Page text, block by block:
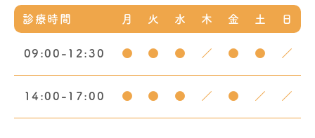
診療時間 月 火 水 木 金 土 日
09:00-12:30 ● ● ● ／ ● ● ／
14:00-17:00 ● ● ● ／ ● ／ ／